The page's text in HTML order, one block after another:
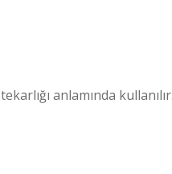
anlamında kullanılır.